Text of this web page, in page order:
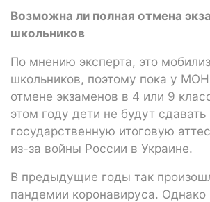
Возможна ли полная отмена
школьников
По мнению эксперта, это
школьников, поэтому пока у
отмене экзаменов в 4 или 9
этом году дети не будут сдавать
государственную итоговую
из-за войны России в Украине.
В предыдущие годы так
пандемии коронавируса. Однако